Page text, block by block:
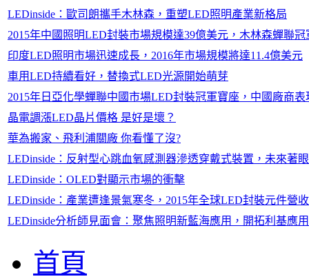
LEDinside：歐司朗攜手木林森，重塑LED照明產業新格局
2015年中國照明LED封裝市場規模達39億美元，木林森蟬聯冠
印度LED照明市場迅速成長，2016年市場規模將達11.4億美元
車用LED持續看好，替換式LED光源開始萌芽
2015年日亞化學蟬聯中國市場LED封裝冠軍寶座，中國廠商表
晶電調漲LED晶片價格 是好是壞？
華為搬家、飛利浦關廠 你看懂了沒?
LEDinside：反射型心跳血氧感測器滲透穿戴式裝置，未來著
LEDinside：OLED對顯示市場的衝擊
LEDinside：產業遭逢景氣寒冬，2015年全球LED封裝元件營
LEDinside分析師見面會：聚焦照明新藍海應用，開拓利基應
首頁